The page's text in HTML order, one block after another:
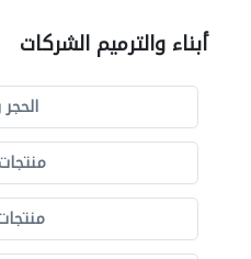
أبناء والترميم الشركات